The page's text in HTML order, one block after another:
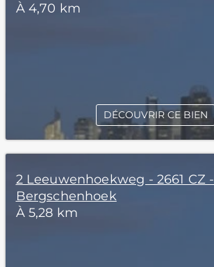
À 4,70 km
DÉCOUVRIR CE BIEN
2 Leeuwenhoekweg - 2661 CZ -
Bergschenhoek
À 5,28 km